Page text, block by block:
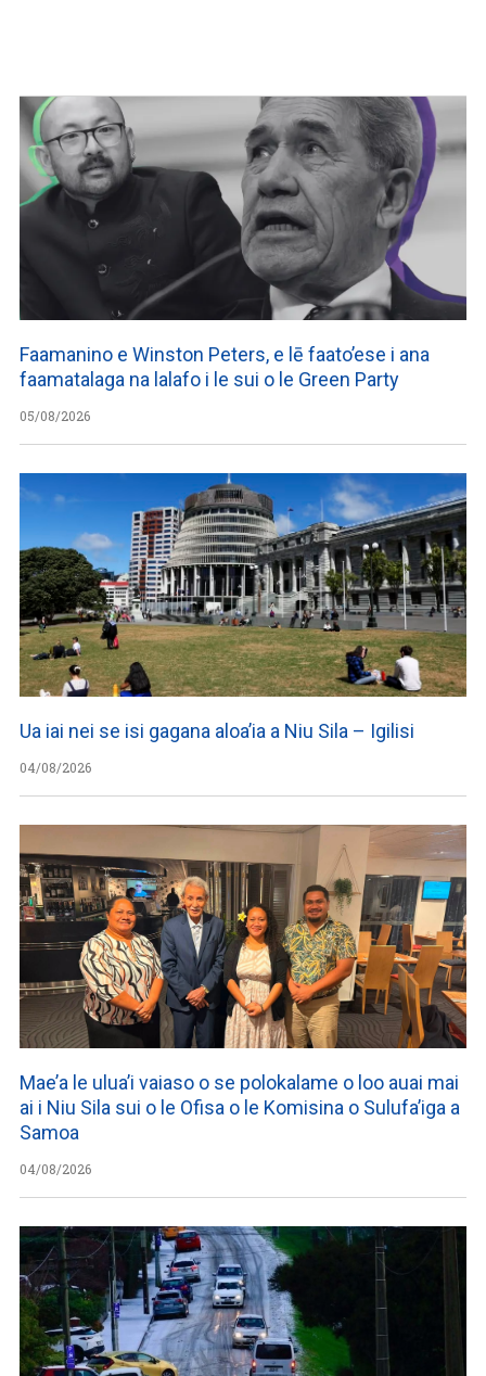
Faamanino e Winston Peters, e lē faato’ese i ana
faamatalaga na lalafo i le sui o le Green Party
05/08/2026
Ua iai nei se isi gagana aloa’ia a Niu Sila – Igilisi
04/08/2026
Mae’a le ulua’i vaiaso o se polokalame o loo auai mai
ai i Niu Sila sui o le Ofisa o le Komisina o Sulufa’iga a
Samoa
04/08/2026